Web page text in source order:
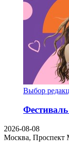
Выбор
2026-08-08
Москва, Проспект